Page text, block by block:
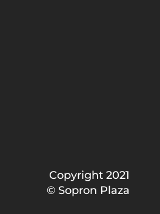
Copyright 2021
© Sopron Plaza